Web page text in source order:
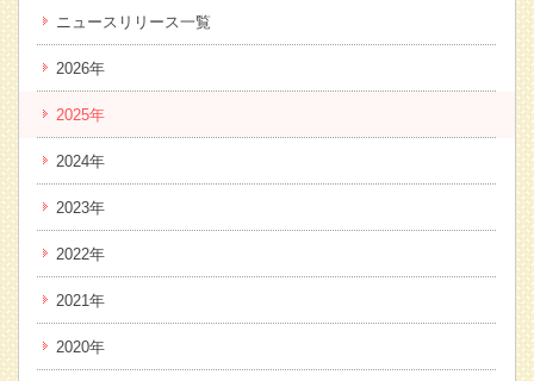
ニュースリリース一覧
2026年
2025年
2024年
2023年
2022年
2021年
2020年